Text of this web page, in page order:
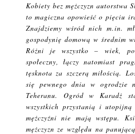
Kobiety bez mężczyzn autorstwa
to magiczna opowieść o pięciu
Znajdziemy wśród nich m.in.
gospodynię domową w średnim
Różni je wszystko – wiek,
społeczny, łączy natomiast
tęsknota za szczerą miłością.
się pewnego dnia w ogrodzie
Teheranu. Ogród w Karadż
wszystkich przystanią i
mężczyźni nie mają wstępu.
mężczyzn ze względu na